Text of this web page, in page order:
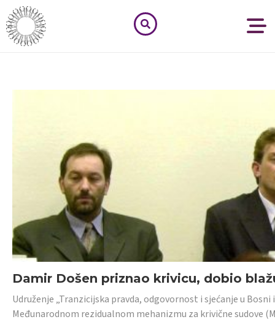
Damir Došen priznao krivicu, dobio
Udruženje „Tranzicijska pravda, odgovornost i sjećanje u
Međunarodnom rezidualnom mehanizmu za krivične sudove